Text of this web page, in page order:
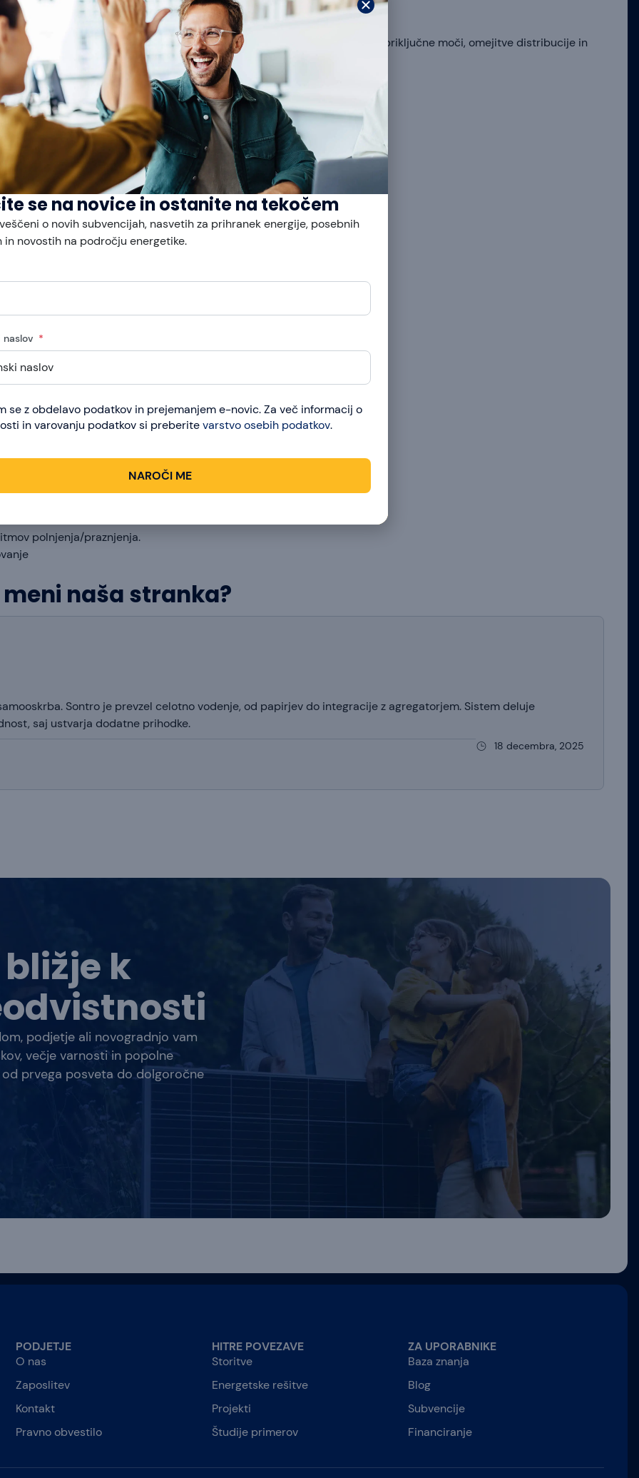
praznjenje glede na tržne cene).
izključno kot tržno proizvodnjo, ob tem pa optimizirati strukturo priključne moči, omejitve distribucije in
(optimalna razporeditev zaradi nosilnosti in orientacije).
z inverterjem primerne moči za tržne aplikacije.
praznjenje, ko so cene visoke,
za smiselno.
algoritme.
za
znanjem regulative in sistemske integracije.
model.
kot »proizvodne«.
dneh.
prezračevanem prostoru.
polnjenja/praznjenja.
naša stranka?
Sontro je prevzel celotno vodenje, od papirjev do integracije z agregatorjem. Sistem deluje
saj ustvarja dodatne prihodke.
18 decembra, 2025
k
podjetje ali novogradnjo vam
večje varnosti in popolne
prvega posveta do dolgoročne
PODJETJE
O nas
Zaposlitev
Kontakt
Pravno obvestilo
HITRE POVEZAVE
Storitve
Energetske rešitve
Projekti
Študije primerov
ZA UPORABNIKE
Baza znanja
Blog
Subvencije
Financiranje
se na novice in ostanite na tekočem
o novih subvencijah, nasvetih za prihranek energije, posebnih
in novostih na področju energetike.
naslov
se z obdelavo podatkov in prejemanjem e-novic. Za več informacij o
in varovanju podatkov si preberitevarstvo osebih podatkov.
NAROČI ME